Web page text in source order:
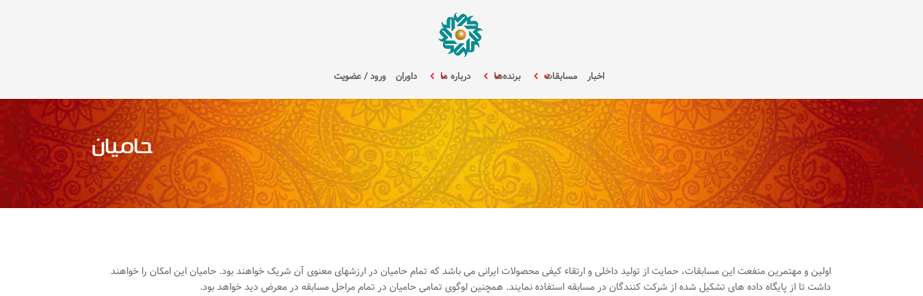
اخبار مسابقات برنده‌ها درباره ما داوران ورود / عضویت
حامیان
اولین و مهتمرین منفعت این مسابقات، حمایت از تولید داخلی و ارتقاء کیفی محصولات ایرانی می باشد که تمام حامیان در ارزشهای معنوی آن شریک خواهند بود. حامیان این امکان را خواهند
داشت تا از پایگاه داده های تشکیل شده از شرکت کنندگان در مسابقه استفاده نمایند. همچنین لوگوی تمامی حامیان در تمام مراحل مسابقه در معرض دید خواهد بود.